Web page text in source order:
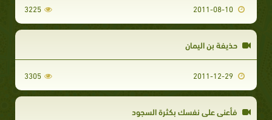
3225
حذيفة بن اليمان
3305
فأعني على نفسك بكثرة السجود